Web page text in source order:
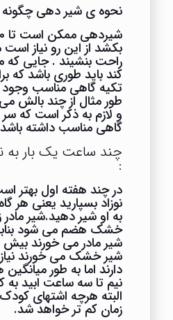
نحوه ی شیر دهی چگونه
بکشد از این رو نیاز است
راحت بنشیند . جایی که
کند باید طوری باشد که
تکیه گاهی مناسب وجود
طور مثال از چند بالش
و لازم به ذکر است که سر
گاهی مناسب داشته
چند ساعت یک بار به
:
در چند هفته اول بهتر
نوزاد بسپارید یعنی هر
به او شیر دهید.شیر مادر
خشک هضم می شود
شیر مادر می خورند بیش
شیر خشک می خورند
دارند اما به طور
نیم تا سه ساعت ابید
البته هرچه اشتهای
زمان کم تر خواهد شد.